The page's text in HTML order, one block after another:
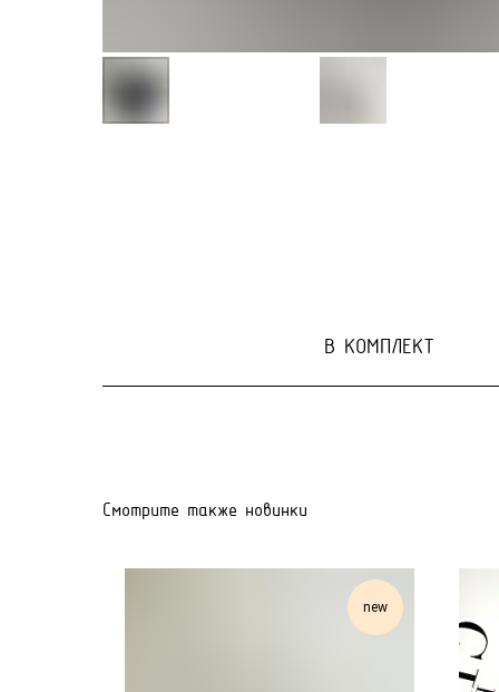
В КОМПЛЕКТ
Смотрите также новинки
new